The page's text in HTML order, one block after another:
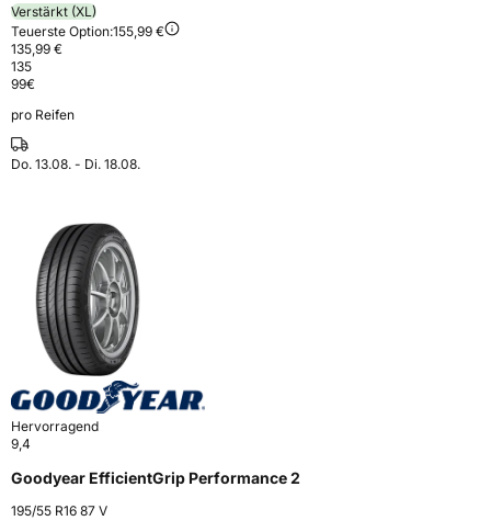
Verstärkt (XL)
Teuerste Option:155,99 €
135,99 €
135
99€
pro Reifen
Do. 13.08. - Di. 18.08.
Hervorragend
9,4
Goodyear EfficientGrip Performance 2
195/55 R16 87 V